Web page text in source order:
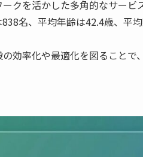
クを活かした多角的なサービ
名、平均年齢は42.4歳、平
効率化や最適化を図ることで